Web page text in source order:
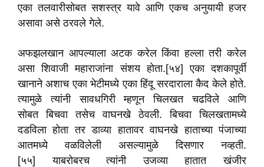
एका तलवारीसोबत सशस्त्र यावे आणि एकच अनुयायी हजर
असावा असे ठरवले गेले.
अफझलखान आपल्याला अटक करेल किंवा हल्ला तरी करेल
असा शिवाजी महाराजांना संशय होता.[५४] एका दशकापूर्वी
खानाने अशाच एका भेटीमध्ये एका हिंदू सरदाराला कैद केले होते.
त्यामुळे त्यांनी सावधगिरी म्हणून चिलखत चढविले आणि
सोबत बिचवा तसेच वाघनखे ठेवली. बिचवा चिलखतामध्ये
दडविला होता तर डाव्या हातावर वाघनखे हाताच्या पंजाच्या
आतमध्ये वळविलेली असल्यामुळे दिसणार नव्हती.
[५५] याबरोबरच त्यांनी उजव्या हातात खंजीर